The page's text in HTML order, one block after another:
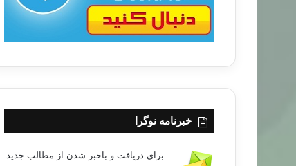
خبرنامه نوگرا
برای دریافت و باخبر شدن از مطالب جدید